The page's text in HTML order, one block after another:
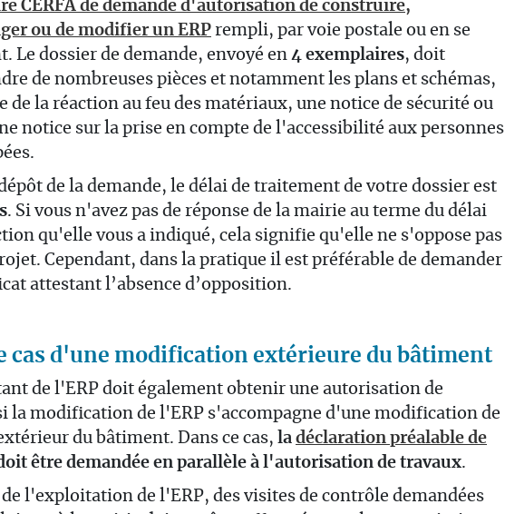
CERFA de demande d'autorisation de construire,
ou de modifier un ERP rempli, par voie postale ou en se
Le dossier de demande, envoyé en 4 exemplaires, doit
de nombreuses pièces et notamment les plans et schémas,
de la réaction au feu des matériaux, une notice de sécurité ou
notice sur la prise en compte de l'accessibilité aux personnes
de la demande, le délai de traitement de votre dossier est
. Si vous n'avez pas de réponse de la mairie au terme du délai
qu'elle vous a indiqué, cela signifie qu'elle ne s'oppose pas
Cependant, dans la pratique il est préférable de demander
attestant l’absence d’opposition.
cas d'une modification extérieure du bâtiment
de l'ERP doit également obtenir une autorisation de
la modification de l'ERP s'accompagne d'une modification de
du bâtiment. Dans ce cas, la déclaration préalable de
être demandée en parallèle à l'autorisation de travaux.
de l'exploitation de l'ERP, des visites de contrôle demandées